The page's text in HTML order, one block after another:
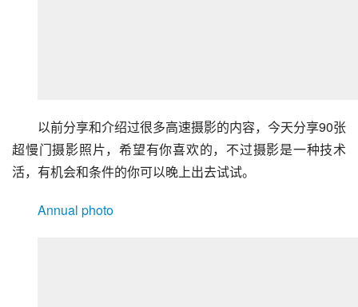
以前分享和介绍过很多高速摄影的内容，今天分享90张
超慢门摄影照片，希望有你喜欢的，不过摄影是一种技术
活，有机会和条件的你可以晚上出去试试。
Annual photo